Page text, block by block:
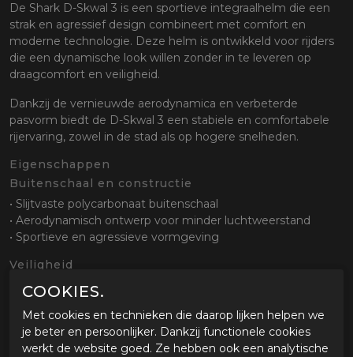
De Shark D-Skwal 3 is een sportieve integraalhelm die een
strak en agressief design combineert met comfort en
moderne technologie. Deze helm is ontwikkeld voor rijders
die een dynamische look willen zonder in te leveren op
draagcomfort en veiligheid.
Dankzij de vernieuwde aerodynamica en verbeterde
pasvorm biedt de D-Skwal 3 een stabiele en comfortabele
rijervaring, zowel in de stad als op hogere snelheden.
Eigenschappen
Buitenschaal en constructie
• Slijtvaste polycarbonaat buitenschaal
• Aerodynamisch ontwerp voor minder luchtweerstand
• Sportieve en agressieve vormgeving
Veiligheid
• ECE 22.06 goedgekeurd
• Stevige en betrouwbare constructie
Comfort en gebruik
COOKIES.
Met cookies en technieken die daarop lijken helpen we
je beter en persoonlijker. Dankzij functionele cookies
werkt de website goed. Ze hebben ook een analytische